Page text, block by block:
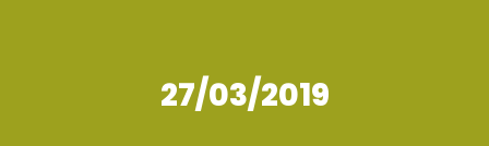
27/03/2019